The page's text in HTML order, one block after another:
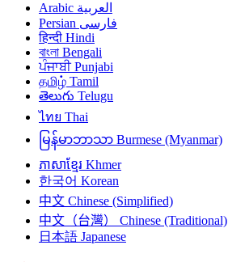
العربية Arabic
فارسی Persian
हिन्दी Hindi
বাংলা Bengali
ਪੰਜਾਬੀ Punjabi
தமிழ் Tamil
తెలుగు Telugu
ไทย Thai
မြန်မာဘာသာ Burmese (Myanmar)
ភាសាខ្មែរ Khmer
한국어 Korean
中文 Chinese (Simplified)
中文（台灣）
Chinese (Traditional)
日本語 Japanese